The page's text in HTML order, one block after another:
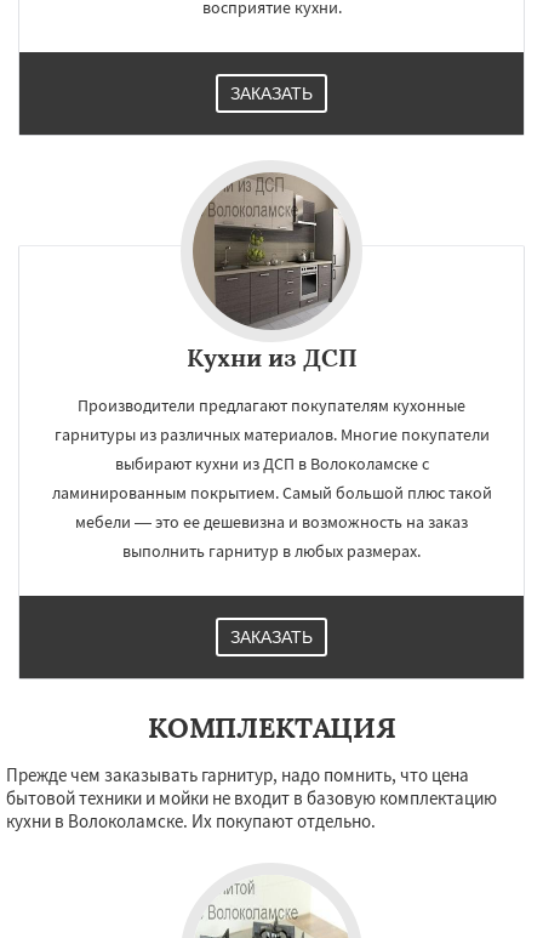
Королев
Котельники
Ликино-Дулево
Лосино-Петровский Луховицы
Лыткарино Люберцы Можайск Мытищи
восприятие кухни.
ЗАКАЗАТЬ
Кухни из ДСП
Производители предлагают покупателям кухонные
гарнитуры из различных материалов. Многие покупатели
выбирают кухни из ДСП в Волоколамске с
ламинированным покрытием. Самый большой плюс такой
мебели — это ее дешевизна и возможность на заказ
выполнить гарнитур в любых размерах.
ЗАКАЗАТЬ
КОМПЛЕКТАЦИЯ
Прежде чем заказывать гарнитур, надо помнить, что цена
бытовой техники и мойки не входит в базовую комплектацию
кухни в Волоколамске. Их покупают отдельно.
Даю согласие на обработку персональных данных